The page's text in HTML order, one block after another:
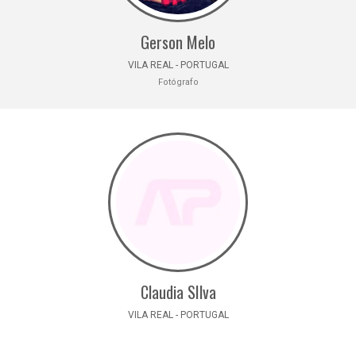
Gerson Melo
VILA REAL - PORTUGAL
Fotógrafo
Claudia SIlva
VILA REAL - PORTUGAL